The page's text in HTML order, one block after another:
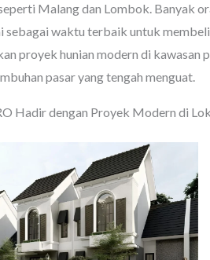
Malang dan Lombok. Banyak
sebagai waktu terbaik untuk
proyek hunian modern di
pasar yang tengah menguat.
Hadir dengan Proyek Modern di